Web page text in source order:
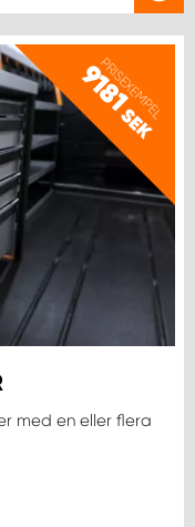
PRISEXEMPEL
9181
SEK
med en eller flera